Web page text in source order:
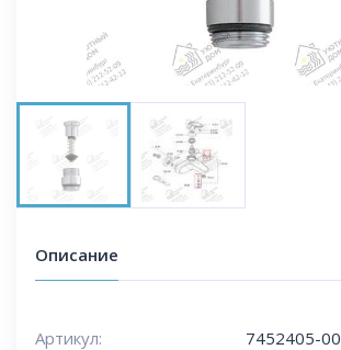
Описание
Артикул:
7452405-00